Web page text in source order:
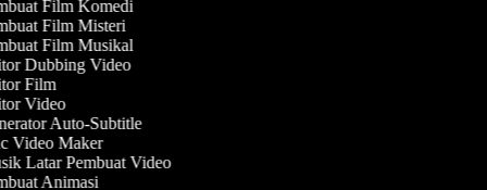
Film Komedi
Film Misteri
Film Musikal
Dubbing Video
Film
Video
Auto-Subtitle
Video Maker
Latar Pembuat Video
Animasi